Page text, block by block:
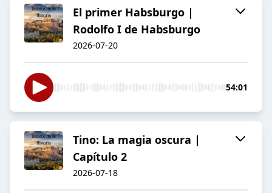
El primer Habsburgo |
Rodolfo I de Habsburgo
2026-07-20
54:01
Tino: La magia oscura |
Capítulo 2
2026-07-18